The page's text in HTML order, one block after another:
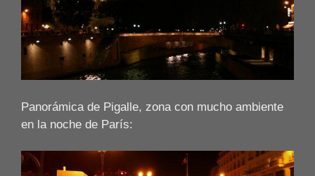
Panorámica de Pigalle, zona con mucho ambiente
en la noche de París: